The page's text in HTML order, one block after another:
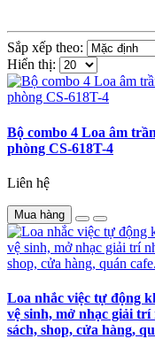
Sắp xếp theo:
Hiển thị:
Bộ combo 4 Loa âm
phòng CS-618T-4
Liên hệ
Mua hàng
Loa nhắc việc tự động
vệ sinh, mở nhạc giải
sách, shop, cửa hàng,